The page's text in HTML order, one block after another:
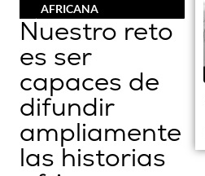
AFRICANA
Nuestro reto
es ser
capaces de
difundir
ampliamente
las historias